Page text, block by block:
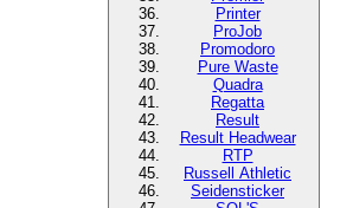
Printer
ProJob
Promodoro
Pure Waste
Quadra
Regatta
Result
Result Headwear
RTP
Russell Athletic
Seidensticker